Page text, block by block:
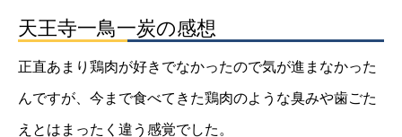
天王寺一鳥一炭の感想
正直あまり鶏肉が好きでなかったので気が進まなかった
んですが、今まで食べてきた鶏肉のような臭みや歯ごた
えとはまったく違う感覚でした。